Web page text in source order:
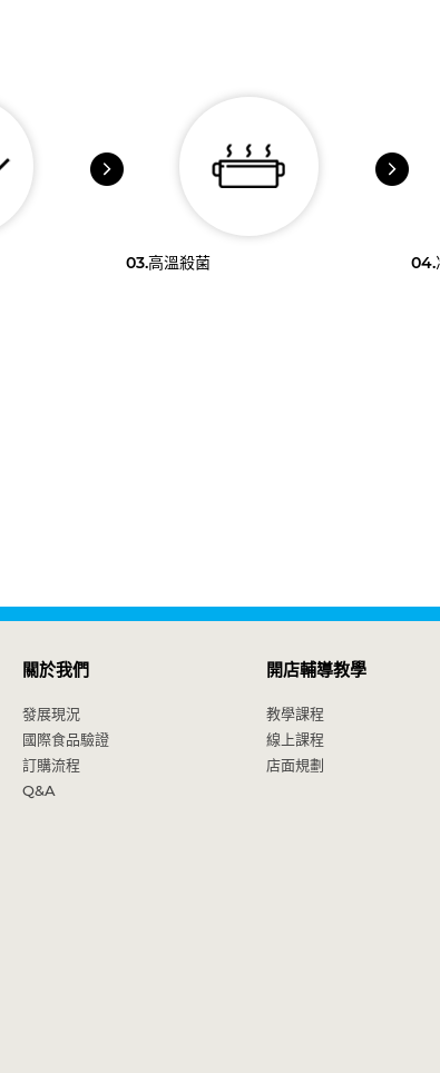
03.高溫殺菌 04.
關於我們
發展現況
國際食品驗證
訂購流程
Q&A
開店輔導教學
教學課程
線上課程
店面規劃